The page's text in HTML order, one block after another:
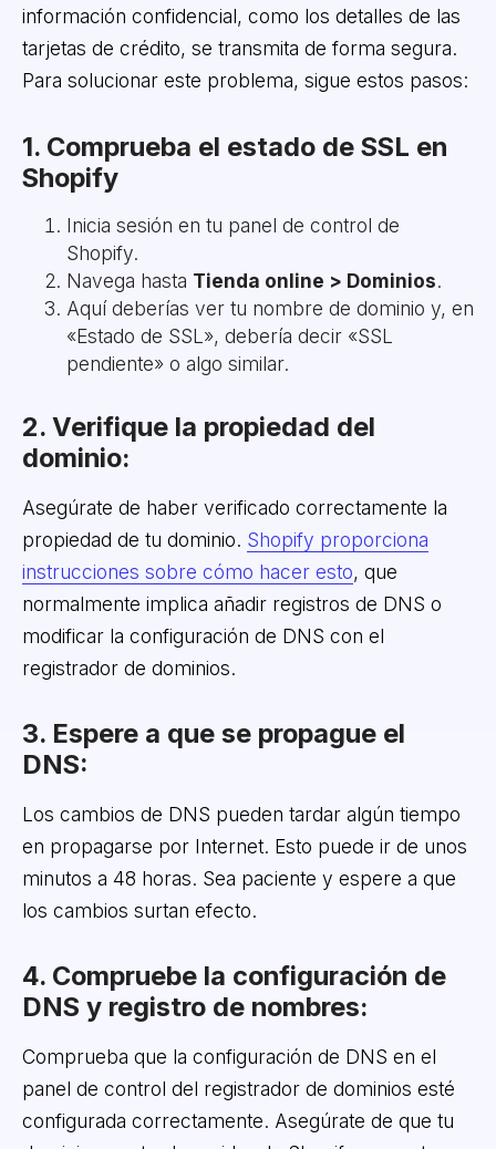
información confidencial, como los detalles de las
tarjetas de crédito, se transmita de forma segura.
Para solucionar este problema, sigue estos pasos:
1. Comprueba el estado de SSL en
Shopify
Inicia sesión en tu panel de control de
Shopify.
Navega hasta Tienda online > Dominios.
Aquí deberías ver tu nombre de dominio y, en
«Estado de SSL», debería decir «SSL
pendiente» o algo similar.
2. Verifique la propiedad del
dominio:
Asegúrate de haber verificado correctamente la
propiedad de tu dominio. Shopify proporciona
instrucciones sobre cómo hacer esto, que
normalmente implica añadir registros de DNS o
modificar la configuración de DNS con el
registrador de dominios.
3. Espere a que se propague el
DNS:
Los cambios de DNS pueden tardar algún tiempo
en propagarse por Internet. Esto puede ir de unos
minutos a 48 horas. Sea paciente y espere a que
los cambios surtan efecto.
4. Compruebe la configuración de
DNS y registro de nombres:
Comprueba que la configuración de DNS en el
panel de control del registrador de dominios esté
configurada correctamente. Asegúrate de que tu